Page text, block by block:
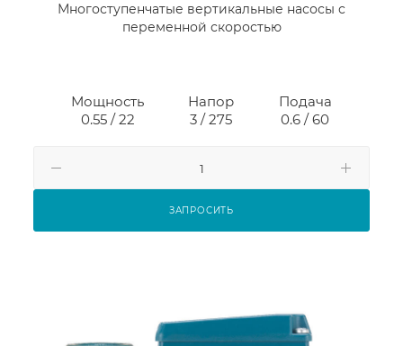
Многоступенчатые вертикальные насосы с
переменной скоростью
Мощность
0.55 / 22
Напор
3 / 275
Подача
0.6 / 60
ЗАПРОСИТЬ